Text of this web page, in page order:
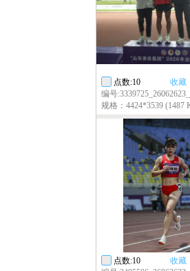
收藏
点数:10
编号
规格：4424*3539 (1487
收藏
点数:10